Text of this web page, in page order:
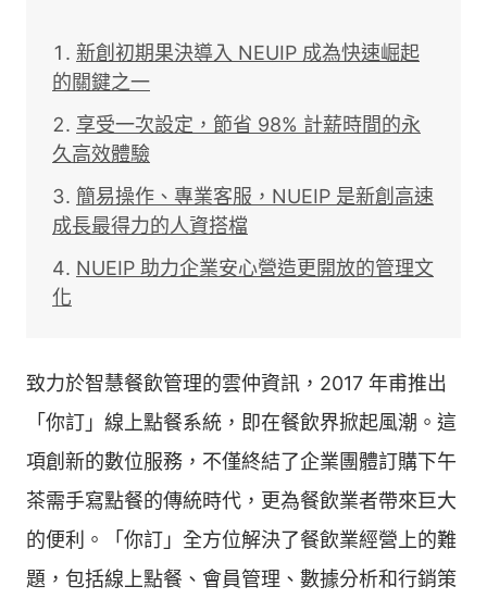
新創初期果決導入 NEUIP 成為快速崛起
的關鍵之一
享受一次設定，節省 98% 計薪時間的永
久高效體驗
簡易操作、專業客服，NUEIP 是新創高速
成長最得力的人資搭檔
NUEIP 助力企業安心營造更開放的管理文
化
致力於智慧餐飲管理的雲仲資訊，2017 年甫推出
「你訂」線上點餐系統，即在餐飲界掀起風潮。這
項創新的數位服務，不僅終結了企業團體訂購下午
茶需手寫點餐的傳統時代，更為餐飲業者帶來巨大
的便利。「你訂」全方位解決了餐飲業經營上的難
題，包括線上點餐、會員管理、數據分析和行銷策